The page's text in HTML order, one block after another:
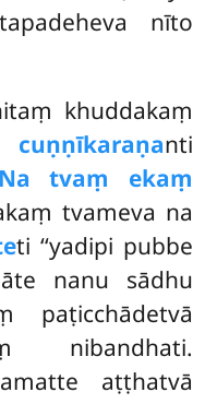
nīto
khuddakaṃ
cuṇṇīkaraṇanti
Na tvaṃ ekaṃ
tvameva na
ti ‘‘yadipi pubbe
nanu sādhu
paṭicchādetvā
nibandhati.
aṭṭhatvā